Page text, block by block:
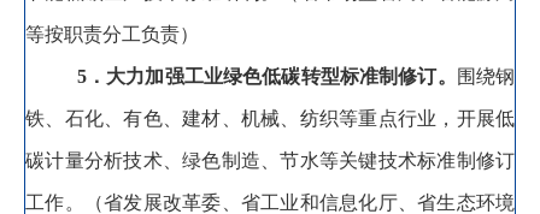
等按职责分工负责）
5．大力加强工业绿色低碳转型标准制修订。 围绕钢
铁 、石化、有色、建材、机械、纺织等重点行业 ， 开展低
碳计量分析技术、绿色制造、节水等关键技术标准制修订
工作。 （省发展改革委、省工业和信息化厅、省生态环境